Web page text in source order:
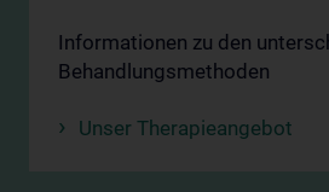
Informationen zu den
Behandlungsmethoden
Unser Therapieangebot